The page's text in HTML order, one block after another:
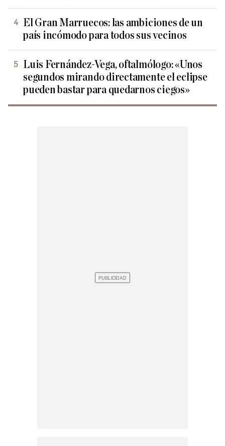
El Gran Marruecos: las ambiciones de un
país incómodo para todos sus vecinos
Luis Fernández-Vega, oftalmólogo: «Unos
segundos mirando directamente el eclipse
pueden bastar para quedarnos ciegos»